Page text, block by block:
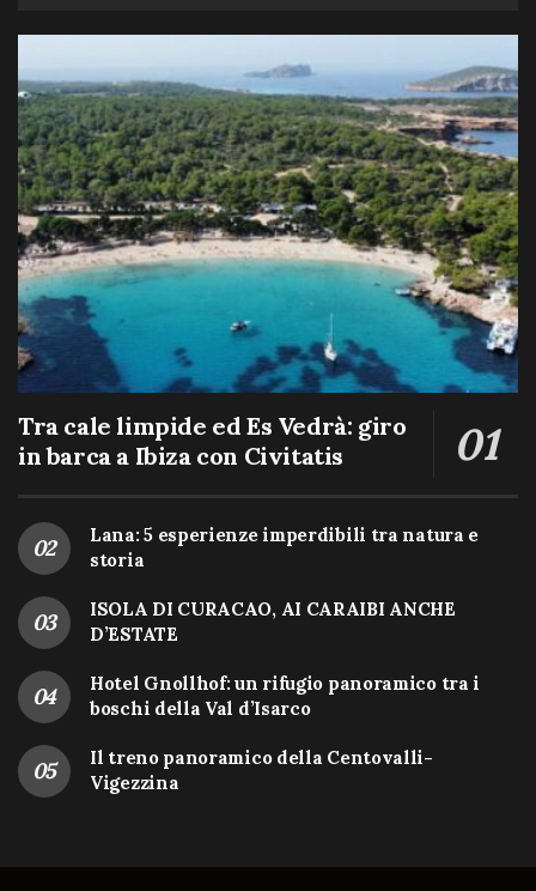
Tra cale limpide ed Es Vedrà: giro
in barca a Ibiza con Civitatis
Lana: 5 esperienze imperdibili tra natura e
storia
ISOLA DI CURACAO, AI CARAIBI ANCHE
D’ESTATE
Hotel Gnollhof: un rifugio panoramico tra i
boschi della Val d’Isarco
Il treno panoramico della Centovalli-
Vigezzina